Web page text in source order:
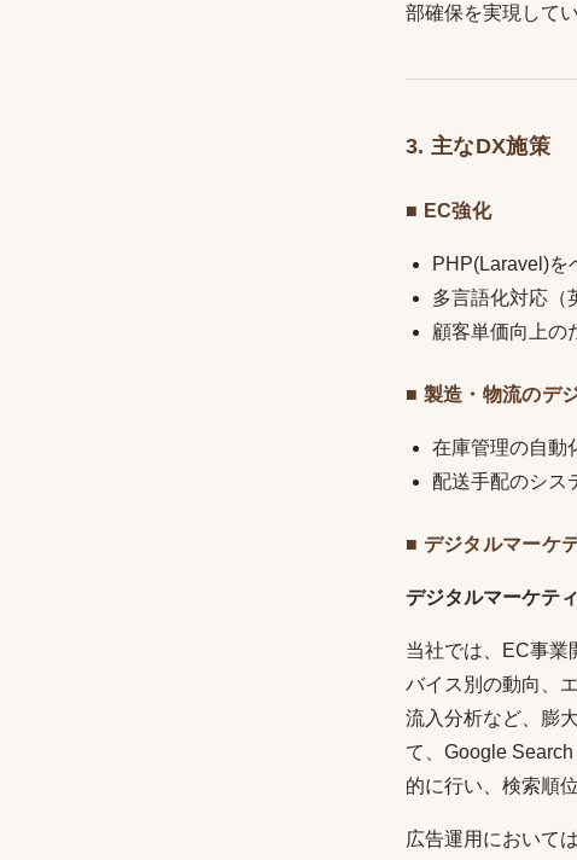
部確保を実現してい
3. 主なDX施策
■ EC強化
PHP(Laravel)を
多言語化対応（
顧客単価向上の
■ 製造・物流のデ
在庫管理の自動
配送手配のシス
■ デジタルマーケ
デジタルマーケテ
当社では、EC事業
バイス別の動向、
流入分析など、膨
て、Google
的に行い、検索順
広告運用において